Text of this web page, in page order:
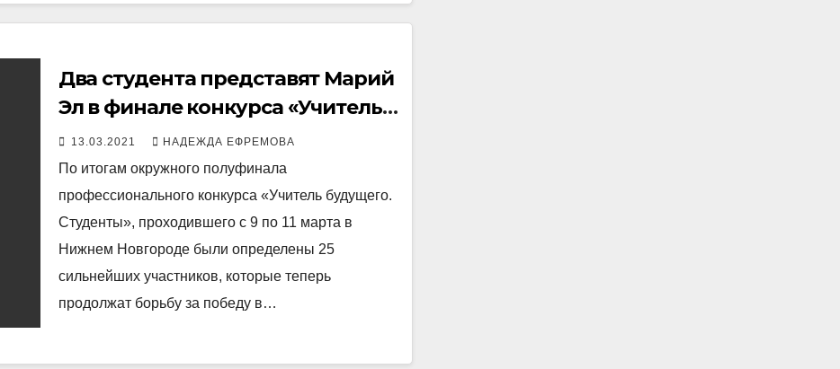
Два студента представят Марий
Эл в финале конкурса «Учитель
будущего.Студенты»
13.03.2021 НАДЕЖДА ЕФРЕМОВА
По итогам окружного полуфинала
профессионального конкурса «Учитель будущего.
Студенты», проходившего с 9 по 11 марта в
Нижнем Новгороде были определены 25
сильнейших участников, которые теперь
продолжат борьбу за победу в…